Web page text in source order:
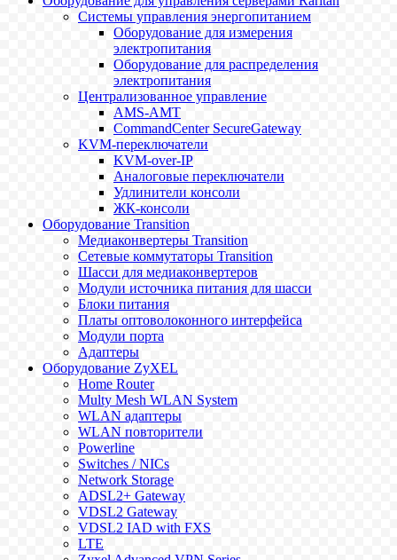
Системы управления энергопитанием
Оборудование для измерения
электропитания
Оборудование для распределения
электропитания
Централизованное управление
AMS-AMT
CommandCenter SecureGateway
KVM-переключатели
KVM-over-IP
Аналоговые переключатели
Удлинители консоли
ЖК-консоли
Оборудование Transition
Медиаконвертеры Transition
Сетевые коммутаторы Transition
Шасси для медиаконвертеров
Модули источника питания для шасси
Блоки питания
Платы оптоволоконного интерфейса
Модули порта
Адаптеры
Оборудование ZyXEL
Home Router
Multy Mesh WLAN System
WLAN адаптеры
WLAN повторители
Powerline
Switches / NICs
Network Storage
ADSL2+ Gateway
VDSL2 Gateway
VDSL2 IAD with FXS
LTE